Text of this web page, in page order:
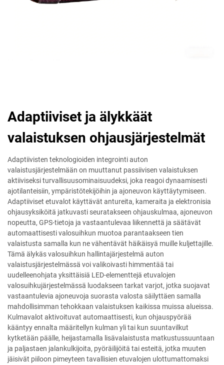
Adaptiiviset ja älykkäät
valaistuksen ohjausjärjestelmät
Adaptiivisten teknologioiden integrointi auton
valaistusjärjestelmään on muuttanut passiivisen valaistuksen
aktiiviseksi turvallisuusominaisuudeksi, joka reagoi dynaamisesti
ajotilanteisiin, ympäristötekijöihin ja ajoneuvon käyttäytymiseen.
Adaptiiviset etuvalot käyttävät antureita, kameraita ja elektronisia
ohjausyksiköitä jatkuvasti seuratakseen ohjauskulmaa, ajoneuvon
nopeutta, GPS-tietoja ja vastaantulevaa liikennettä ja säätävät
automaattisesti valosuihkun muotoa parantaakseen tien
valaistusta samalla kun ne vähentävät häikäisyä muille kuljettajille.
Tämä älykäs valosuihkun hallintajärjestelmä auton
valaistusjärjestelmässä voi valikoivasti himmentää tai
uudelleenohjata yksittäisiä LED-elementtejä etuvalojen
valosuihkujärjestelmässä luodakseen tarkat varjot, jotka suojavat
vastaantulevia ajoneuvoja suorasta valosta säilyttäen samalla
mahdollisimman tehokkaan valaistuksen kaikissa muissa alueissa.
Kulmavalot aktivoituvat automaattisesti, kun ohjauspyörää
kääntyy ennalta määritellyn kulman yli tai kun suuntavilkut
kytketään päälle, heijastamalla lisävalaistusta matkustussuuntaan
ja paljastaen jalankulkijoita, pyöräilijöitä tai esteitä, jotka muuten
jäisivät piiloon pimeyteen tavallisien etuvalojen ulottumattomaksi